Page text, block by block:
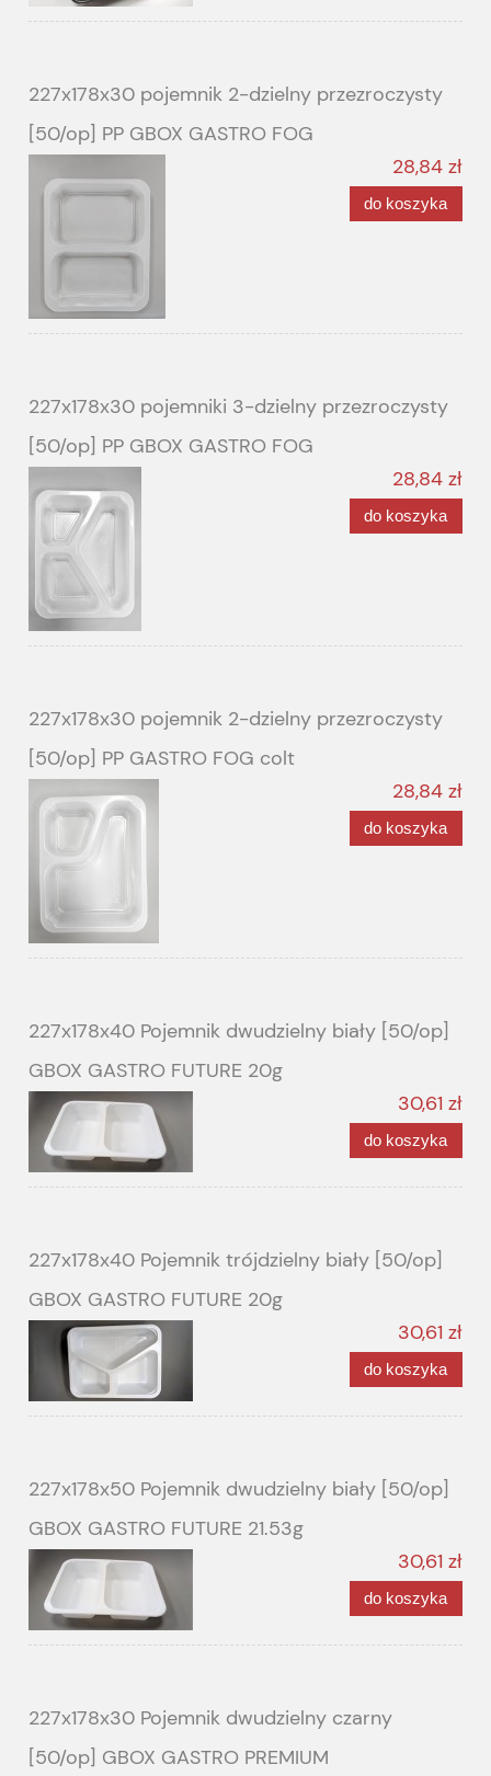
227x178x30 pojemnik 2-dzielny przezroczysty
[50/op] PP GBOX GASTRO FOG
28,84 zł
do koszyka
227x178x30 pojemniki 3-dzielny przezroczysty
[50/op] PP GBOX GASTRO FOG
28,84 zł
do koszyka
227x178x30 pojemnik 2-dzielny przezroczysty
[50/op] PP GASTRO FOG colt
28,84 zł
do koszyka
227x178x40 Pojemnik dwudzielny biały [50/op]
GBOX GASTRO FUTURE 20g
30,61 zł
do koszyka
227x178x40 Pojemnik trójdzielny biały [50/op]
GBOX GASTRO FUTURE 20g
30,61 zł
do koszyka
227x178x50 Pojemnik dwudzielny biały [50/op]
GBOX GASTRO FUTURE 21.53g
30,61 zł
do koszyka
227x178x30 Pojemnik dwudzielny czarny
[50/op] GBOX GASTRO PREMIUM